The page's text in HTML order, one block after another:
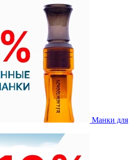
Манки для